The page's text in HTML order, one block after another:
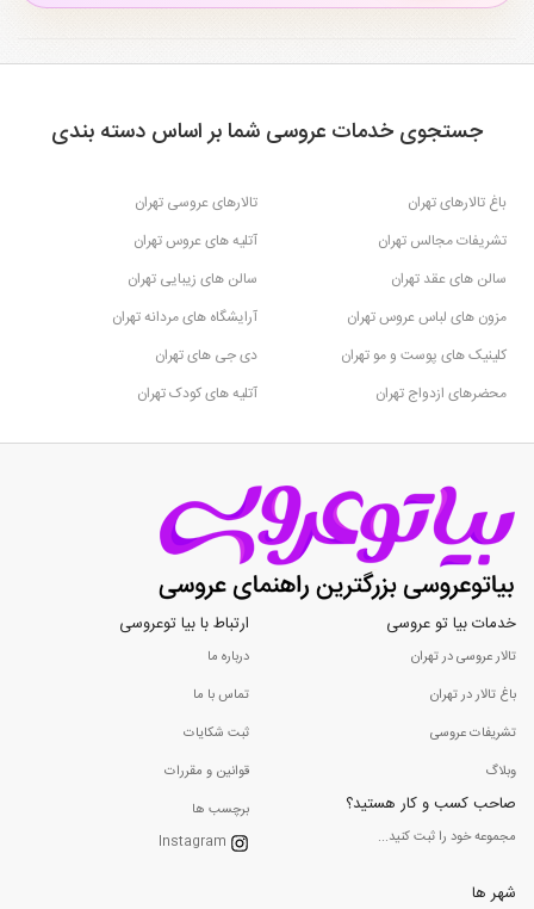
جستجوی خدمات عروسی شما بر اساس دسته بندی
باغ تالارهای تهران
تالارهای عروسی تهران
تشریفات مجالس تهران
آتلیه های عروس تهران
سالن های عقد تهران
سالن های زیبایی تهران
مزون های لباس عروس تهران
آرایشگاه های مردانه تهران
کلینیک های پوست و مو تهران
دی جی های تهران
محضرهای ازدواج تهران
آتلیه های کودک تهران
خدمات بیا تو عروسی
تالار عروسی در تهران
باغ تالار در تهران
تشریفات عروسی
وبلاگ
صاحب کسب و کار هستید؟
مجموعه خود را ثبت کنید...
ارتباط با بیا توعروسی
درباره ما
تماس با ما
ثبت شکایات
قوانین و مقررات
برچسب ها
Instagram
شهر ها